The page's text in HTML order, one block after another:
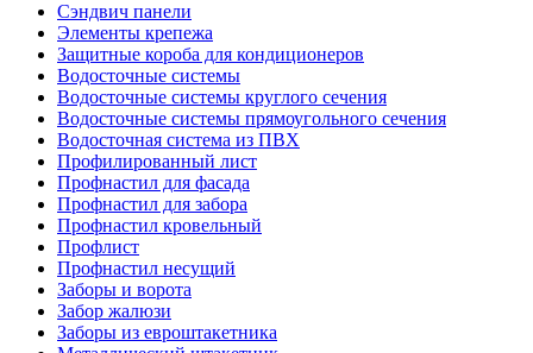
Сэндвич панели
Элементы крепежа
Защитные короба для кондиционеров
Водосточные системы
Водосточные системы круглого сечения
Водосточные системы прямоугольного сечения
Водосточная система из ПВХ
Профилированный лист
Профнастил для фасада
Профнастил для забора
Профнастил кровельный
Профлист
Профнастил несущий
Заборы и ворота
Забор жалюзи
Заборы из евроштакетника